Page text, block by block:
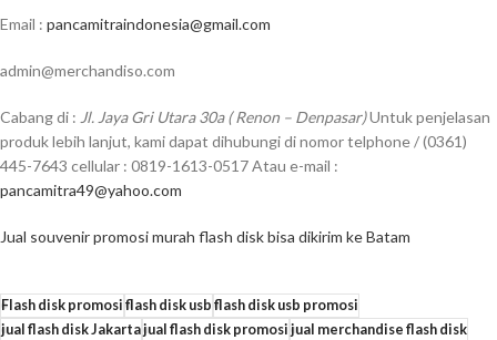
Email : pancamitraindonesia@gmail.com
admin@merchandiso.com
Cabang di : Jl. Jaya Gri Utara 30a ( Renon – Denpasar)Untuk penjelasan
produk lebih lanjut, kami dapat dihubungi di nomor telphone / (0361)
445-7643 cellular : 0819-1613-0517 Atau e-mail :
pancamitra49@yahoo.com
Jual souvenir promosi murah flash disk bisa dikirim ke Batam
Flash disk promosi flash disk usb flash disk usb promosi
jual flash disk Jakartajual flash disk promosi jual merchandise flash disk